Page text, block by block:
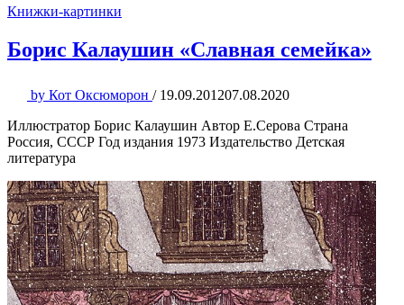
Книжки-картинки
Борис Калаушин «Славная семейка»
by Кот Оксюморон / 19.09.201207.08.2020
Иллюстратор Борис Калаушин Автор Е.Серова Страна
Россия, СССР Год издания 1973 Издательство Детская
литература